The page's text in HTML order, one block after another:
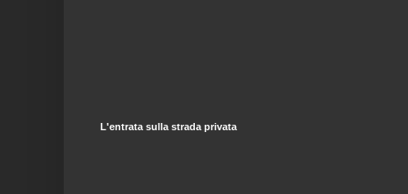
L'entrata sulla strada privata